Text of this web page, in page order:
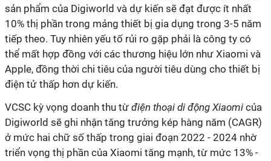
sản phẩm của Digiworld và dự kiến sẽ đạt được ít nhất
10% thị phần trong mảng thiết bị gia dụng trong 3-5 năm
tiếp theo. Tuy nhiên yếu tố rủi ro gặp phải là công ty có
thể mất hợp đồng với các thương hiệu lớn như Xiaomi và
Apple, đồng thời chi tiêu của người tiêu dùng cho thiết bị
điện tử thấp hơn dự kiến.
VCSC kỳ vọng doanh thu từ điện thoại di động Xiaomi của
Digiworld sẽ ghi nhận tăng trưởng kép hàng năm (CAGR)
ở mức hai chữ số thấp trong giai đoạn 2022 - 2024 nhờ
triển vọng thị phần của Xiaomi tăng mạnh, từ mức 13% -